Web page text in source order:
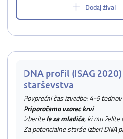
Dodaj žival
DNA profil (ISAG
starševstva
Povprečni čas izvedbe: 4-5 tednov
Priporočamo vzorec krvi
Izberitele za mladiča, ki mu
Za potencialne starše izberi DNA